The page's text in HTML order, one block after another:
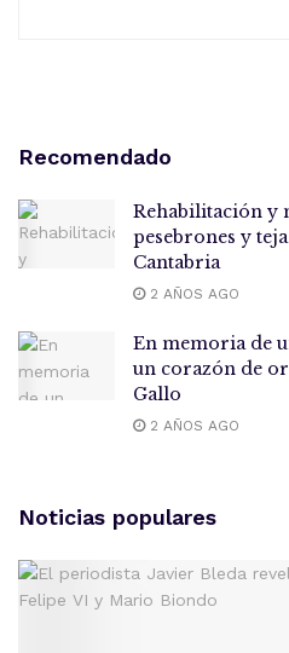
Recomendado
Rehabilitación y
pesebrones y
Cantabria
2 AÑOS AGO
En memoria de
un corazón de
Gallo
2 AÑOS AGO
Noticias populares